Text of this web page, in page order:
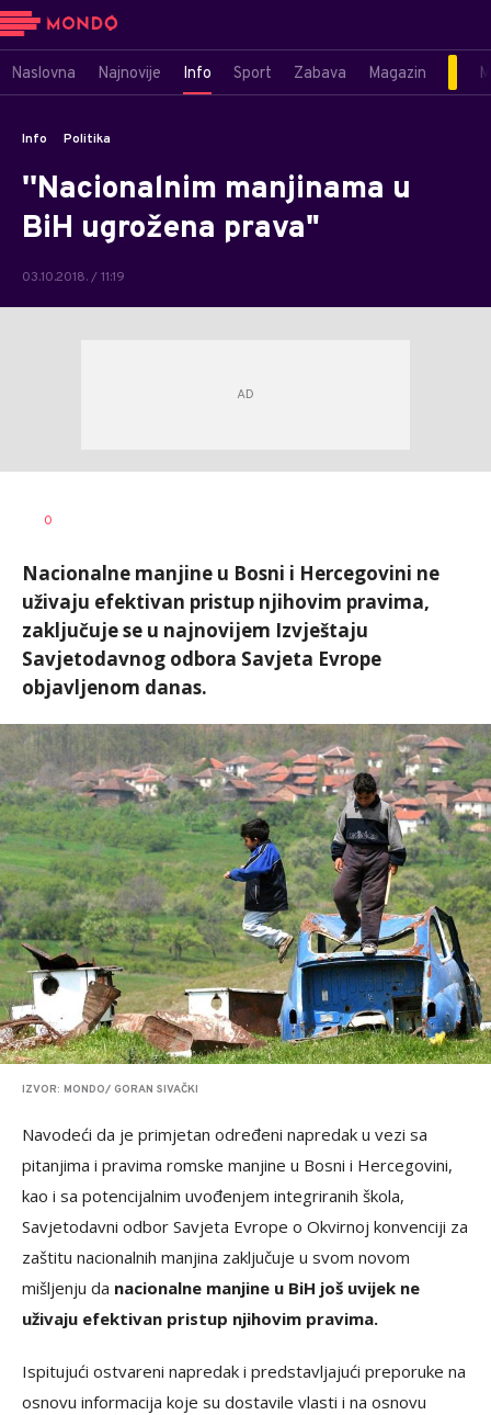
Naslovna Najnovije Info Sport Zabava Magazin
Info Politika
''Nacionalnim manjinama u
BiH ugrožena prava"
03.10.2018. / 11:19
AUTOR
0
Nacionalne manjine u Bosni i Hercegovini ne
uživaju efektivan pristup njihovim pravima,
zaključuje se u najnovijem Izvještaju
Savjetodavnog odbora Savjeta Evrope
objavljenom danas.
IZVOR: MONDO/ GORAN SIVAČKI
Navodeći da je primjetan određeni napredak u vezi sa
pitanjima i pravima romske manjine u Bosni i Hercegovini,
kao i sa potencijalnim uvođenjem integriranih škola,
Savjetodavni odbor Savjeta Evrope o Okvirnoj konvenciji za
zaštitu nacionalnih manjina zaključuje u svom novom
mišljenju da nacionalne manjine u BiH još uvijek ne
uživaju efektivan pristup njihovim pravima.
Ispitujući ostvareni napredak i predstavljajući preporuke na
osnovu informacija koje su dostavile vlasti i na osnovu